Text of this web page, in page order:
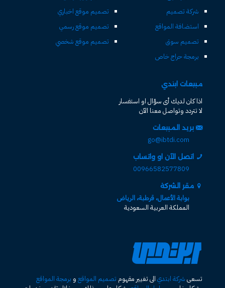
شركة تصميم
استضافة المواقع
تصميم سوق
برمجة حراج خاص
تصميم موقع اخباري
تصميم موقع رسمي
تصميم موقع شخصي
مبيعات ابتدي
اذا كان لديك أى سؤال او استفسار
لا تتردد وتواصل معنا الآن
بريد المبيعات
go@ibtdi.com
اتصل الآن او واتساب
00966582577809
مقر الشركة
بوابة الأعمال، قرطبة، الرياض
المملكة العربية السعودية
تسعى شركة ابتدي الى تغيير مفهوم تصميم المواقع و برمجة المواقع